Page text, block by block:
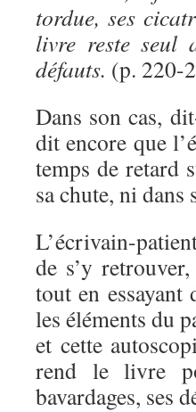
tordue, ses
livre reste seul
défauts. (p. 220-
Dans son cas,
dit encore que
temps de retard
sa chute, ni dans
L’écrivain-
de s’y
tout en essayant
les éléments du
et cette
rend le livre
bavardages, ses